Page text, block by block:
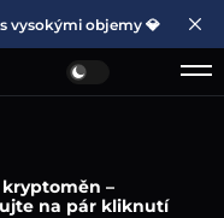
vysokými objemy 💎
–
na pár kliknutí